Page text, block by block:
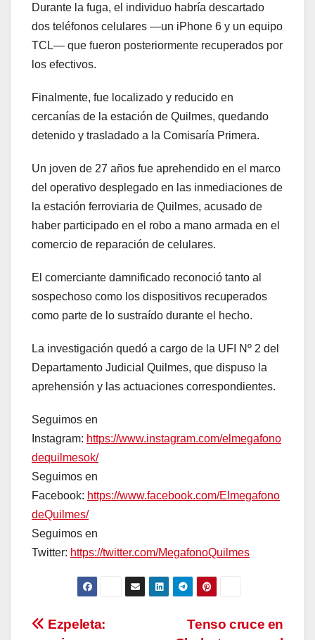
Durante la fuga, el individuo habría descartado
dos teléfonos celulares —un iPhone 6 y un equipo
TCL— que fueron posteriormente recuperados por
los efectivos.
Finalmente, fue localizado y reducido en
cercanías de la estación de Quilmes, quedando
detenido y trasladado a la Comisaría Primera.
Un joven de 27 años fue aprehendido en el marco
del operativo desplegado en las inmediaciones de
la estación ferroviaria de Quilmes, acusado de
haber participado en el robo a mano armada en el
comercio de reparación de celulares.
El comerciante damnificado reconoció tanto al
sospechoso como los dispositivos recuperados
como parte de lo sustraído durante el hecho.
La investigación quedó a cargo de la UFI Nº 2 del
Departamento Judicial Quilmes, que dispuso la
aprehensión y las actuaciones correspondientes.
Seguimos en
Instagram: https://www.instagram.com/elmegafono
dequilmesok/
Seguimos en
Facebook: https://www.facebook.com/Elmegafono
deQuilmes/
Seguimos en
Twitter: https://twitter.com/MegafonoQuilmes
Navegación
Tenso cruce en
Ezpeleta: